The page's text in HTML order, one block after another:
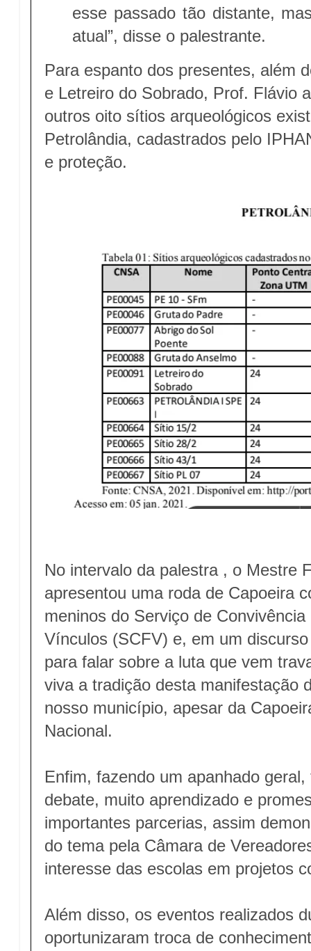
esse passado tão distante,
atual”, disse o palestrante.
Para espanto dos presentes, além
e Letreiro do Sobrado, Prof. Flávio
outros oito sítios arqueológicos
Petrolândia, cadastrados pelo
e proteção.
No intervalo da palestra , o Mestre
apresentou uma roda de Capoeira
meninos do Serviço de
Vínculos (SCFV) e, em um
para falar sobre a luta que vem
viva a tradição desta manifestação
nosso município, apesar da
Nacional.
Enfim, fazendo um apanhado
debate, muito aprendizado e
importantes parcerias, assim
do tema pela Câmara de
interesse das escolas em projetos
Além disso, os eventos realizados
oportunizaram troca de